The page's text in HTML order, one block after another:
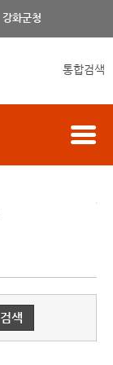
강화군청
통합검색